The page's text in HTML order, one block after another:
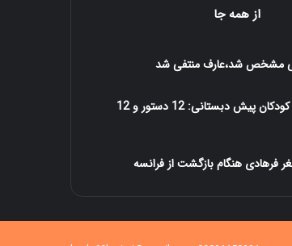
از همه جا
مشخص شد،عارف منتفی شد
آموزش آشپزی به کودکان پیش دبستانی: 12 دستور و 12
فرهادی هنگام بازگشت از فرانسه